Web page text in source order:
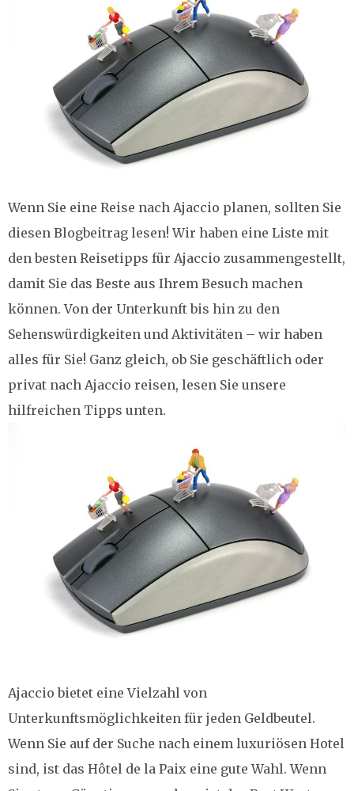
Wenn Sie eine Reise nach Ajaccio planen, sollten Sie
diesen Blogbeitrag lesen! Wir haben eine Liste mit
den besten Reisetipps für Ajaccio zusammengestellt,
damit Sie das Beste aus Ihrem Besuch machen
können. Von der Unterkunft bis hin zu den
Sehenswürdigkeiten und Aktivitäten – wir haben
alles für Sie! Ganz gleich, ob Sie geschäftlich oder
privat nach Ajaccio reisen, lesen Sie unsere
hilfreichen Tipps unten.
Ajaccio bietet eine Vielzahl von
Unterkunftsmöglichkeiten für jeden Geldbeutel.
Wenn Sie auf der Suche nach einem luxuriösen Hotel
sind, ist das Hôtel de la Paix eine gute Wahl. Wenn